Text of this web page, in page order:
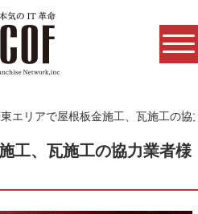
エリアで屋根板金施工、瓦施工の
工、瓦施工の協力業者様